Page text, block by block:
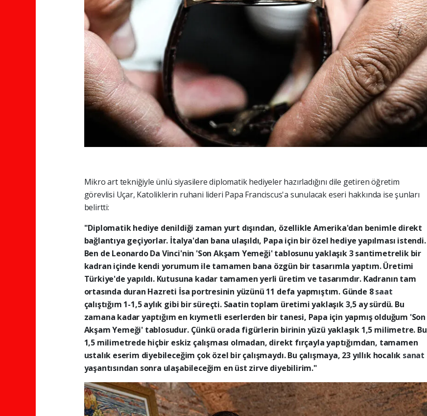
Mikro art tekniğiyle ünlü siyasilere diplomatik hediyeler hazırladığını dile getiren öğretim
görevlisi Uçar, Katoliklerin ruhani lideri Papa Franciscus'a sunulacak eseri hakkında ise şunları
belirtti:
"Diplomatik hediye denildiği zaman yurt dışından, özellikle Amerika'dan benimle direkt
bağlantıya geçiyorlar. İtalya'dan bana ulaşıldı, Papa için bir özel hediye yapılması istendi.
Ben de Leonardo Da Vinci'nin 'Son Akşam Yemeği' tablosunu yaklaşık 3 santimetrelik bir
kadran içinde kendi yorumum ile tamamen bana özgün bir tasarımla yaptım. Üretimi
Türkiye'de yapıldı. Kutusuna kadar tamamen yerli üretim ve tasarımdır. Kadranın tam
ortasında duran Hazreti İsa portresinin yüzünü 11 defa yapmıştım. Günde 8saat
çalıştığım 1-1,5 aylık gibi bir süreçti. Saatin toplam üretimi yaklaşık 3,5 ay sürdü. Bu
zamana kadar yaptığım en kıymetli eserlerden bir tanesi, Papa için yapmış olduğum 'Son
Akşam Yemeği' tablosudur. Çünkü orada figürlerin birinin yüzü yaklaşık 1,5 milimetre. Bu
1,5 milimetrede hiçbir eskiz çalışması olmadan, direkt fırçayla yaptığımdan, tamamen
ustalık eserim diyebileceğim çok özel bir çalışmaydı. Bu çalışmaya, 23 yıllık hocalık sanat
yaşantısından sonra ulaşabileceğim en üst zirve diyebilirim."